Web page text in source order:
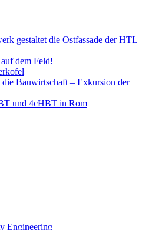
gestaltet die Ostfassade der HTL
dem Feld!
Bauwirtschaft – Exkursion der
und 4cHBT in Rom
Engineering